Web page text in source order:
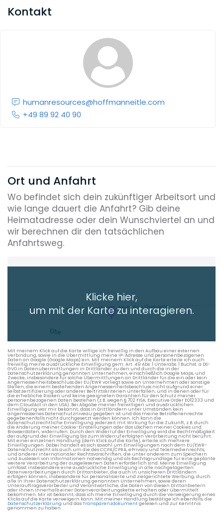
Kontakt
humanresources@hoffmanneitle.com
+49 89 92 40 90
Ort und Anfahrt
Wo befindet sich dein zukünftiger Arbeitsort und
wie lange dauert die Anfahrt? Gib deine
Heimatadresse oder dein Wunschviertel an und
wir berechnen dir den tatsächlichen
Anfahrtsweg.
+ Aktuellen Standort hinzufügen
Die berechneten Anreisezeiten basieren auf den
Klicke hier,
um mit der Karte zu interagieren.
Mit meinem Klick auf die Karte willige ich freiwillig in den Aufbau einer externen
Verbindung, sowie in die Übermittlung meine IP-Adresse und personenbezogenen
Daten an Google (Google Maps) ein. Mit meinem Klick auf die Karte erteile ich auch
freiwillig meine ausdrückliche Einwilligung gem. Art. 49 Abs. 1 Unterabs. 1 Buchst. a DS-
GVO in Datenübermittlungen in Drittländer zu den und durch die in der
Datenschutzerklärung genannten Unternehmen, einschließlich Google Maps, und
Zwecke, insbesondere für solche Übermittlungen an Drittländer für die ein oder kein
Angemessenheitsbeschluss der EU/EWR vorliegt sowie an Unternehmen oder sonstige
Stellen, die einem bestehenden Angemessenheitsbeschluss nicht aufgrund einer
Selbstzertifizierung oder anderer Beitrittskriterien unterfallen, und in denen oder für
die erhebliche Risiken und keine geeigneten Garantien für den Schutz meiner
personenbezogenen Daten bestehen (z.B. wegen § 702 FISA, Executive Order EO12333 und
dem CloudAct in den USA). Bei Abgabe meiner freiwilligen und ausdrücklichen
Einwilligung war mir bekannt, dass in Drittländern unter Umständen kein
angemessenes Datenschutzniveau gegeben ist und das meine Betroffenenrechte
gegebenenfalls nicht durchgesetzt werden können. Ich kann die
datenschutzrechtliche Einwilligung jederzeit mit Wirkung für die Zukunft, z.B. durch
die Änderung meiner Cookie-Einstellungen oder das Löschen meiner Cookies und
Browserdaten, widerrufen. Durch den Widerruf der Einwilligung wird die Rechtmäßigkeit
der aufgrund der Einwilligung bis zum Widerruf erfolgten Verarbeitung nicht berührt.
Mit einer einzelnen Handlung (dem Klick auf die Karte), erteile ich mehrere
Einwilligungen. Dabei handelt es sich sowohl um Einwilligungen nach dem EU/EWR-
Datenschutzrecht als auch um die des CCPA/CPRA, ePrivacy und Telemedienrechts,
und anderer internationaler Rechtsvorschriften, die unter anderem zum Speichern
und Auslesen von Informationen notwendig und als Rechtsgrundlage für eine geplante
weitere Verarbeitung der ausgelesenen Daten erforderlich sind. Meine Einwilligung
umfasst insbesondere eine ausdrückliche Einwilligung in alle nachgelagerten
Datenverarbeitungen durch Drittanbieter, die auch in unsicheren Drittländern
erfolgen können, insbesondere für personalisierte und zielgerichtete Werbung, durch
alle in ihrer Datenschutzerklärung genannten Unternehmen, sowie deren
Unterauftragsverarbeiter und Verantwortliche, die Daten von diesen Drittanbietern
oder ihnen innerhalb einer Datenverarbeitungskette erhalten oder übermittelt
bekommen. Mir ist bekannt, dass ich meine Einwilligung durch die Verweigerung eines
Klicks auf die Karte verweigern kann. Mit meiner Handlung bestätige ich ebenfalls, die
Datenschutzerklärung und dasTransparenzdokumentgelesen und zur Kenntnis
genommen zu haben.